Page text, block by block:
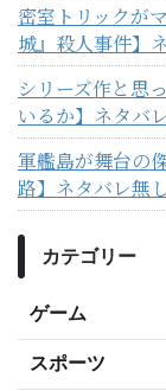
密室トリックが
城』殺人事件】
シリーズ作と思
いるか】ネタバ
軍艦島が舞台の
路】ネタバレ無
カテゴリー
ゲーム
スポーツ